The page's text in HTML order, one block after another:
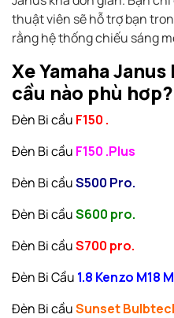
thuật viên sẽ hỗ trợ bạn
rằng hệ thống chiếu sáng
Xe Yamaha
cầu nào phù hơp?
Đèn Bi cầu F150 .
Đèn Bi cầu F150 .Plus
Đèn Bi cầuS500 Pro.
Đèn Bi cầuS600 pro.
Đèn Bi cầuS700 pro.
Đèn Bi Cầu 1.8 Kenzo M18
Đèn Bi cầuSunset